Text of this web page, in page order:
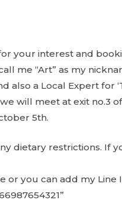
your interest and
me “Art” as my
also a Local Expert for
will meet at exit no.3
5th.
dietary restrictions. If
or you can add my Line